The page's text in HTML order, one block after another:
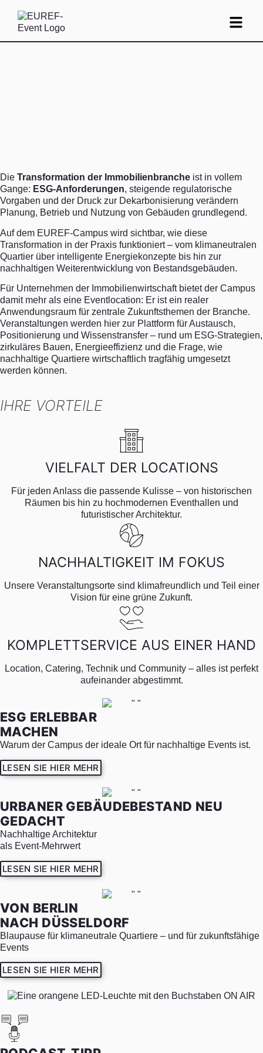
Die Transformation der Immobilienbranche ist in vollem
Gange: ESG-Anforderungen, steigende regulatorische
Vorgaben und der Druck zur Dekarbonisierung verändern
Planung, Betrieb und Nutzung von Gebäuden grundlegend.
Auf dem EUREF-Campus wird sichtbar, wie diese
Transformation in der Praxis funktioniert – vom klimaneutralen
Quartier über intelligente Energiekonzepte bis hin zur
nachhaltigen Weiterentwicklung von Bestandsgebäuden.
Für Unternehmen der Immobilienwirtschaft bietet der Campus
damit mehr als eine Eventlocation: Er ist ein realer
Anwendungsraum für zentrale Zukunftsthemen der Branche.
Veranstaltungen werden hier zur Plattform für Austausch,
Positionierung und Wissenstransfer – rund um ESG-Strategien,
zirkuläres Bauen, Energieeffizienz und die Frage, wie
nachhaltige Quartiere wirtschaftlich tragfähig umgesetzt
werden können.
IHRE VORTEILE
VIELFALT DER LOCATIONS
Für jeden Anlass die passende Kulisse – von historischen
Räumen bis hin zu hochmodernen Eventhallen und
futuristischer Architektur.
NACHHALTIG­KEIT IM FOKUS
Unsere Veranstaltungsorte sind klimafreundlich und Teil einer
Vision für eine grüne Zukunft.
KOMPLETT­SERVICE AUS EINER HAND
Location, Catering, Technik und Community – alles ist perfekt
aufeinander abgestimmt.
ESG ERLEBBAR
MACHEN
Warum der Campus der ideale Ort für nachhaltige Events ist.
LESEN SIE HIER MEHR
URBANER GEBÄUDEBESTAND NEU
GEDACHT
Nachhaltige Architektur
als Event-Mehrwert
LESEN SIE HIER MEHR
VON BERLIN
NACH DÜSSELDORF
Blaupause für klimaneutrale Quartiere – und für zukunftsfähige
Events
LESEN SIE HIER MEHR